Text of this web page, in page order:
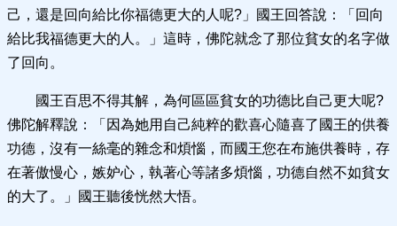
己，還是回向給比你福德更大的人呢?」國王回答說：「回向
給比我福德更大的人。」這時，佛陀就念了那位貧女的名字做
了回向。
國王百思不得其解，為何區區貧女的功德比自己更大呢?
佛陀解釋說：「因為她用自己純粹的歡喜心隨喜了國王的供養
功德，沒有一絲毫的雜念和煩惱，而國王您在布施供養時，存
在著傲慢心，嫉妒心，執著心等諸多煩惱，功德自然不如貧女
的大了。」國王聽後恍然大悟。